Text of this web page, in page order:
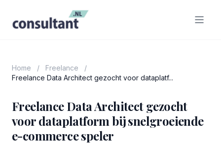
Home / Freelance
/
Freelance Data Architect gezocht voor dataplatf...
Freelance Data Architect gezocht
voor dataplatform bij snelgroeiende
e-commerce speler